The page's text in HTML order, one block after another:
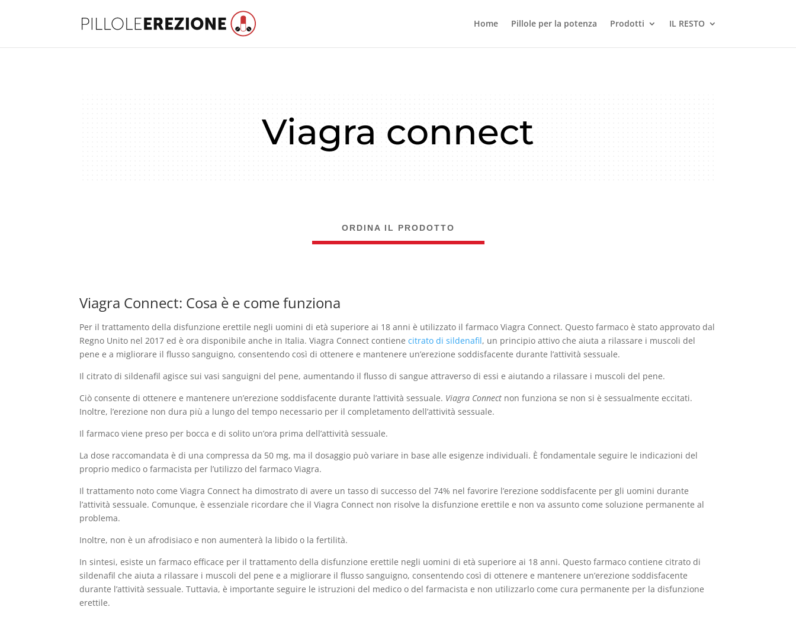
Home Pillole per la potenza Prodotti IL RESTO
Viagra connect
ORDINA IL PRODOTTO
Viagra Connect: Cosa è e come funziona
Per il trattamento della disfunzione erettile negli uomini di età superiore ai 18 anni è utilizzato il farmaco Viagra Connect. Questo farmaco è stato approvato dal
Regno Unito nel 2017 ed è ora disponibile anche in Italia. Viagra Connect contienecitrato di sildenafil, un principio attivo che aiuta a rilassare i muscoli del
pene e a migliorare il flusso sanguigno, consentendo così di ottenere e mantenere un’erezione soddisfacente durante l’attività sessuale.
Il citrato di sildenafil agisce sui vasi sanguigni del pene, aumentando il flusso di sangue attraverso di essi e aiutando a rilassare i muscoli del pene.
Ciò consente di ottenere e mantenere un’erezione soddisfacente durante l’attività sessuale. Viagra Connect non funziona se non si è sessualmente eccitati.
Inoltre, l’erezione non dura più a lungo del tempo necessario per il completamento dell’attività sessuale.
Il farmaco viene preso per bocca e di solito un’ora prima dell’attività sessuale.
La dose raccomandata è di una compressa da 50 mg, ma il dosaggio può variare in base alle esigenze individuali. È fondamentale seguire le indicazioni del
proprio medico o farmacista per l’utilizzo del farmaco Viagra.
Il trattamento noto come Viagra Connect ha dimostrato di avere un tasso di successo del 74% nel favorire l’erezione soddisfacente per gli uomini durante
l’attività sessuale. Comunque, è essenziale ricordare che il Viagra Connect non risolve la disfunzione erettile e non va assunto come soluzione permanente al
problema.
Inoltre, non è un afrodisiaco e non aumenterà la libido o la fertilità.
In sintesi, esiste un farmaco efficace per il trattamento della disfunzione erettile negli uomini di età superiore ai 18 anni. Questo farmaco contiene citrato di
sildenafil che aiuta a rilassare i muscoli del pene e a migliorare il flusso sanguigno, consentendo così di ottenere e mantenere un’erezione soddisfacente
durante l’attività sessuale. Tuttavia, è importante seguire le istruzioni del medico o del farmacista e non utilizzarlo come cura permanente per la disfunzione
erettile.